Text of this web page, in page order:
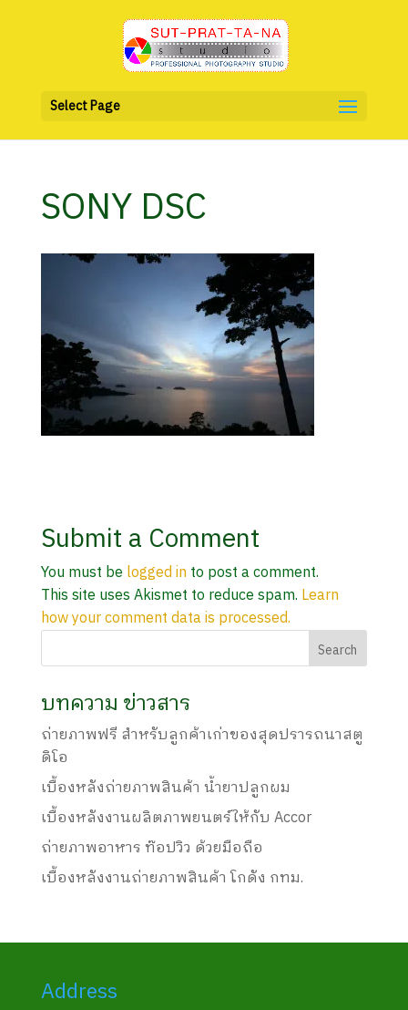
Select Page
SONY DSC
Submit a Comment
You must be logged into post a comment.
This site uses Akismet to reduce spam. Learn
how your comment data is processed.
บทความ ข่าวสาร
ถ่ายภาพฟรี สำหรับลูกค้าเก่าของสุดปรารถนาสตู
ดิโอ
เบื้องหลังถ่ายภาพสินค้า น้ำยาปลูกผม
เบื้องหลังงานผลิตภาพยนตร์ให้กับ Accor
ถ่ายภาพอาหาร ท๊อปวิว ด้วยมือถือ
เบื้องหลังงานถ่ายภาพสินค้า โกดัง กทม.
Address